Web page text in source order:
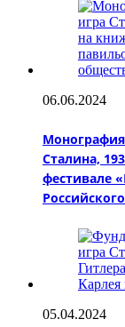
06.06.2024
Сталина,
фестивале
05.04.2024